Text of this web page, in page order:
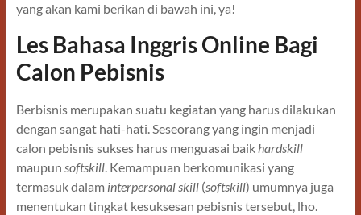
yang akan kami berikan di bawah ini, ya!
Les Bahasa Inggris Online Bagi
Calon Pebisnis
Berbisnis merupakan suatu kegiatan yang harus dilakukan
dengan sangat hati-hati. Seseorang yang ingin menjadi
calon pebisnis sukses harus menguasai baikhardskill
maupun softskill. Kemampuan berkomunikasi yang
termasuk dalam interpersonal skill (softskill) umumnya juga
menentukan tingkat kesuksesan pebisnis tersebut, lho.